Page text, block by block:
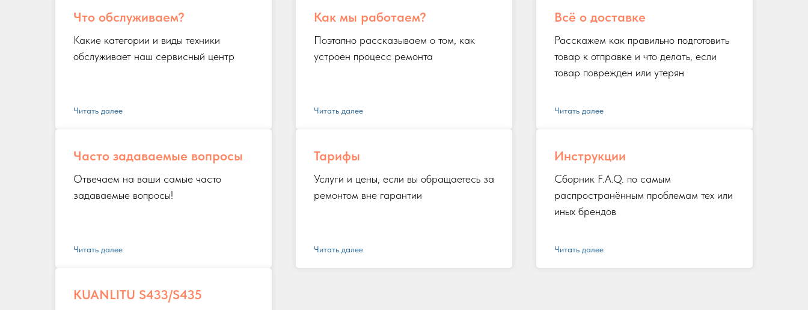
Что обслуживаем?
Какие категории и виды техники
обслуживает наш сервисный центр
Читать далее
Как мы работаем?
Поэтапно рассказываем о том, как
устроен процесс ремонта
Читать далее
Всё о доставке
Расскажем как правильно подготовить
товар к отправке и что делать, если
товар поврежден или утерян
Читать далее
Часто задаваемые вопросы
Отвечаем на ваши самые часто
задаваемые вопросы!
Читать далее
Тарифы
Услуги и цены, если вы обращаетесь за
ремонтом вне гарантии
Читать далее
Инструкции
Сборник F.A.Q. по самым
распространённым проблемам тех или
иных брендов
Читать далее
KUANLITU S433/S435